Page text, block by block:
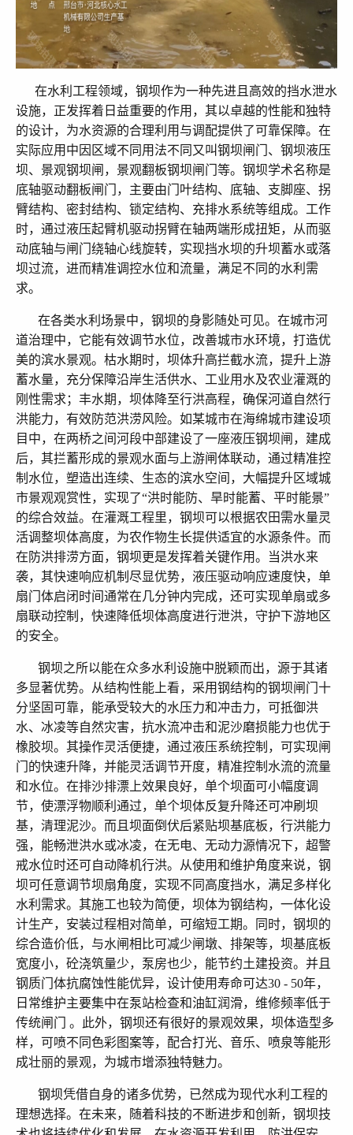
在水利工程领域，钢坝作为一种先进且高效的挡水泄水
设施，正发挥着日益重要的作用，其以卓越的性能和独特
的设计，为水资源的合理利用与调配提供了可靠保障。 在
实际应用中因区域不同用法不同又叫钢坝闸门、钢坝液压
坝、景观钢坝闸，景观翻板钢坝闸门等。钢坝学术名称是
底轴驱动翻板闸门，主要由门叶结构、底轴、支脚座、拐
臂结构、密封结构、锁定结构、充排水系统等组成。工作
时，通过液压起臂机驱动拐臂在轴两端形成扭矩，从而驱
动底轴与闸门绕轴心线旋转，实现挡水坝的升坝蓄水或落
坝过流，进而精准调控水位和流量，满足不同的水利需
求。
在各类水利场景中，钢坝的身影随处可见。在城市河
道治理中，它能有效调节水位，改善城市水环境，打造优
美的滨水景观。枯水期时，坝体升高拦截水流，提升上游
蓄水量，充分保障沿岸生活供水、工业用水及农业灌溉的
刚性需求；丰水期，坝体降至行洪高程，确保河道自然行
洪能力，有效防范洪涝风险。如某城市在海绵城市建设项
目中，在两桥之间河段中部建设了一座液压钢坝闸，建成
后，其拦蓄形成的景观水面与上游闸体联动，通过精准控
制水位，塑造出连续、生态的滨水空间，大幅提升区域城
市景观观赏性，实现了“洪时能防、旱时能蓄、平时能景”
的综合效益。在灌溉工程里，钢坝可以根据农田需水量灵
活调整坝体高度，为农作物生长提供适宜的水源条件。而
在防洪排涝方面，钢坝更是发挥着关键作用。当洪水来
袭，其快速响应机制尽显优势，液压驱动响应速度快，单
扇门体启闭时间通常在几分钟内完成，还可实现单扇或多
扇联动控制，快速降低坝体高度进行泄洪，守护下游地区
的安全。
钢坝之所以能在众多水利设施中脱颖而出，源于其诸
多显著优势。从结构性能上看，采用钢结构的钢坝闸门十
分坚固可靠，能承受较大的水压力和冲击力，可抵御洪
水、冰凌等自然灾害，抗水流冲击和泥沙磨损能力也优于
橡胶坝。其操作灵活便捷，通过液压系统控制，可实现闸
门的快速升降，并能灵活调节开度，精准控制水流的流量
和水位。在排沙排漂上效果良好，单个坝面可小幅度调
节，使漂浮物顺利通过，单个坝体反复升降还可冲刷坝
基，清理泥沙。而且坝面倒伏后紧贴坝基底板，行洪能力
强，能畅泄洪水或冰凌，在无电、无动力源情况下，超警
戒水位时还可自动降机行洪。
从使用和维护角度来说，钢
坝可任意调节坝扇角度，实现不同高度挡水，满足多样化
水利需求。其施工也较为简便，坝体为钢结构，一体化设
计生产，安装过程相对简单，可缩短工期。同时，钢坝的
综合造价低，与水闸相比可减少闸墩、排架等，坝基底板
宽度小，砼浇筑量少，泵房也少，能节约土建投资。并且
钢质门体抗腐蚀性能优异，设计使用寿命可达30 - 50年，
日常维护主要集中在泵站检查和油缸润滑，维修频率低于
传统闸门 。此外，钢坝还有很好的景观效果，坝体造型多
样，可喷不同色彩图案等，配合打光、音乐、喷泉等能形
成壮丽的景观，为城市增添独特魅力。
钢坝凭借自身的诸多优势，已然成为现代水利工程的
理想选择。在未来，随着科技的不断进步和创新，钢坝技